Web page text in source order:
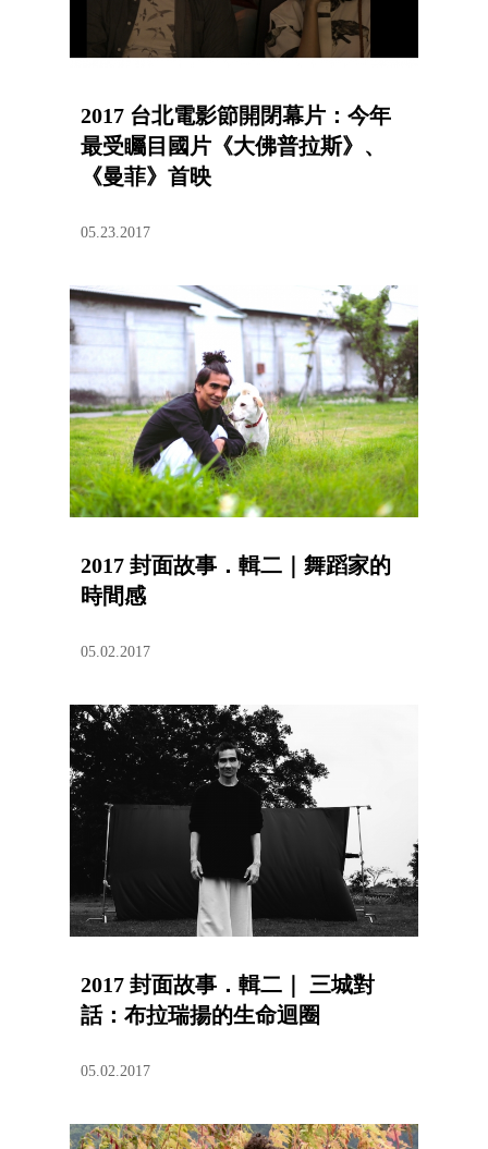
2017 台北電影節開閉幕片：今年
最受矚目國片《大佛普拉斯》、
《曼菲》首映
05.23.2017
2017 封面故事．輯二｜舞蹈家的
時間感
05.02.2017
2017 封面故事．輯二｜ 三城對
話：布拉瑞揚的生命迴圈
05.02.2017